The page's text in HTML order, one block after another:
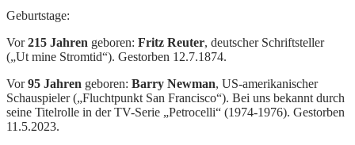
Geburtstage:
Vor215 Jahren geboren: Fritz Reuter, deutscher Schriftsteller
(„Ut mine Stromtid“). Gestorben 12.7.1874.
Vor95 Jahren geboren: Barry Newman, US-amerikanischer
Schauspieler („Fluchtpunkt San Francisco“). Bei uns bekannt durch
seine Titelrolle in der TV-Serie „Petrocelli“ (1974-1976). Gestorben
11.5.2023.